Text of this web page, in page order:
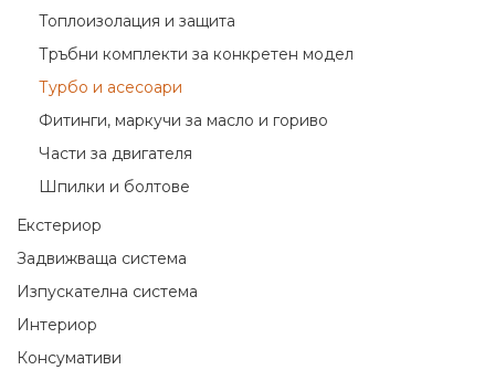
Топлоизолация и защита
Тръбни комплекти за конкретен модел
Турбо и асесоари
Фитинги, маркучи за масло и гориво
Части за двигателя
Шпилки и болтове
Екстериор
Задвижваща система
Изпускателна система
Интериор
Консумативи